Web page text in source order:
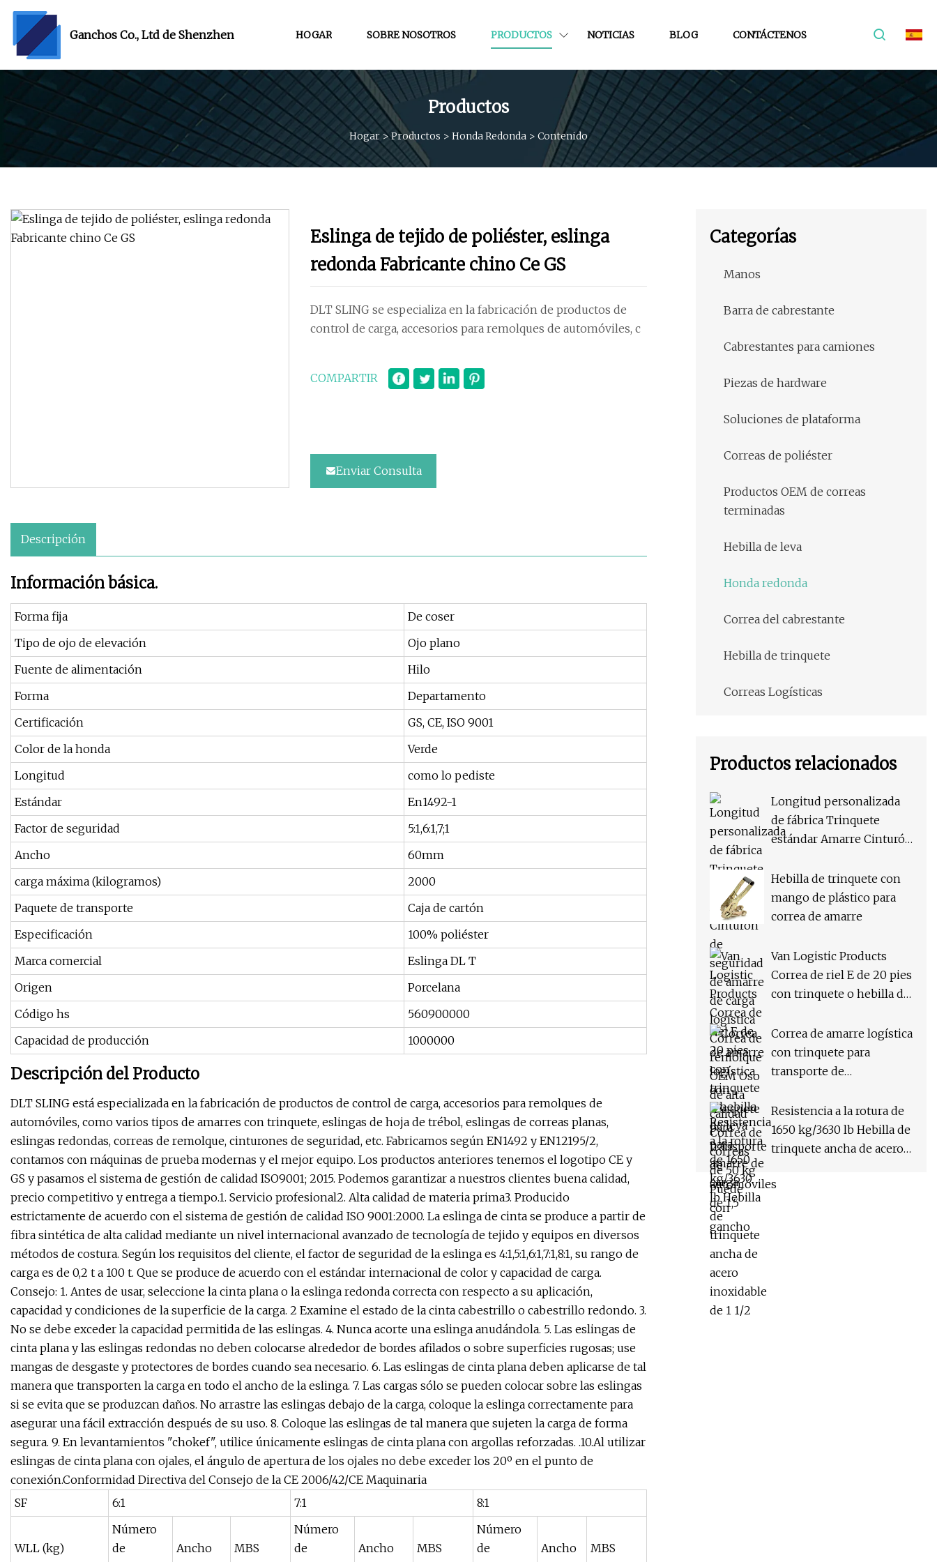
Ganchos Co., Ltd de Shenzhen HOGAR SOBRE NOSOTROS PRODUCTOS NOTICIAS BLOG CONTÁCTENOS
Productos
Hogar >Productos > Honda Redonda > Contenido
Eslinga de tejido de poliéster, eslinga
redonda Fabricante chino Ce GS
DLT SLING se especializa en la fabricación de productos de
control de carga, accesorios para remolques de automóviles, c
COMPARTIR
Enviar Consulta
Descripción
Información básica.
Forma fija
De coser
Tipo de ojo de elevación
Ojo plano
Fuente de alimentación
Hilo
Forma
Departamento
Certificación
GS, CE, ISO 9001
Color de la honda
Verde
Longitud
como lo pediste
Estándar
En1492-1
Factor de seguridad
5:1,6:1,7;1
Ancho
60mm
carga máxima (kilogramos)
2000
Paquete de transporte
Caja de cartón
Especificación
100% poliéster
Marca comercial
Eslinga DL T
Origen
Porcelana
Código hs
560900000
Capacidad de producción
1000000
Descripción del Producto
DLT SLING está especializada en la fabricación de productos de control de carga, accesorios para remolques de
automóviles, como varios tipos de amarres con trinquete, eslingas de hoja de trébol, eslingas de correas planas,
eslingas redondas, correas de remolque, cinturones de seguridad, etc. Fabricamos según EN1492 y EN12195/2,
contamos con máquinas de prueba modernas y el mejor equipo. Los productos anteriores tenemos el logotipo CE y
GS y pasamos el sistema de gestión de calidad ISO9001; 2015. Podemos garantizar a nuestros clientes buena calidad,
precio competitivo y entrega a tiempo.1. Servicio profesional2. Alta calidad de materia prima3. Producido
estrictamente de acuerdo con el sistema de gestión de calidad ISO 9001:2000. La eslinga de cinta se produce a partir de
fibra sintética de alta calidad mediante un nivel internacional avanzado de tecnología de tejido y equipos en diversos
métodos de costura. Según los requisitos del cliente, el factor de seguridad de la eslinga es 4:1,5:1,6:1,7:1,8:1, su rango de
carga es de 0,2 t a 100 t. Que se produce de acuerdo con el estándar internacional de color y capacidad de carga.
Consejo: 1. Antes de usar, seleccione la cinta plana o la eslinga redonda correcta con respecto a su aplicación,
capacidad y condiciones de la superficie de la carga. 2 Examine el estado de la cinta cabestrillo o cabestrillo redondo. 3.
No se debe exceder la capacidad permitida de las eslingas. 4. Nunca acorte una eslinga anudándola. 5. Las eslingas de
cinta plana y las eslingas redondas no deben colocarse alrededor de bordes afilados o sobre superficies rugosas; use
mangas de desgaste y protectores de bordes cuando sea necesario. 6. Las eslingas de cinta plana deben aplicarse de tal
manera que transporten la carga en todo el ancho de la eslinga. 7. Las cargas sólo se pueden colocar sobre las eslingas
si se evita que se produzcan daños. No arrastre las eslingas debajo de la carga, coloque la eslinga correctamente para
asegurar una fácil extracción después de su uso. 8. Coloque las eslingas de tal manera que sujeten la carga de forma
segura. 9. En levantamientos "chokef", utilice únicamente eslingas de cinta plana con argollas reforzadas. .10.Al utilizar
eslingas de cinta plana con ojales, el ángulo de apertura de los ojales no debe exceder los 20º en el punto de
conexión.Conformidad Directiva del Consejo de la CE 2006/42/CE Maquinaria
SF
6:1 7:1 8:1
WLL (kg)
Número
de
Ancho MBS
Número
de
Ancho MBS
Número
de
Ancho MBS
Categorías
Manos
Barra de cabrestante
Cabrestantes para camiones
Piezas de hardware
Soluciones de plataforma
Correas de poliéster
Productos OEM de correas
terminadas
Hebilla de leva
Honda redonda
Correa del cabrestante
Hebilla de trinquete
Correas Logísticas
Productos relacionados
Longitud personalizada
de fábrica Trinquete
estándar Amarre Cinturón
de carga logística Correa
de remolque OEM Oso de
alta calidad Correa de
con gancho
Hebilla de trinquete con
mango de plástico para
correa de amarre
Van Logistic Products
Correa de riel E de 20 pies
con trinquete o hebilla de
Correa de amarre logística
con trinquete para
transporte de
kg con un solo gancho
Resistencia a la rotura de
1650 kg/3630 lb Hebilla de
trinquete ancha de acero